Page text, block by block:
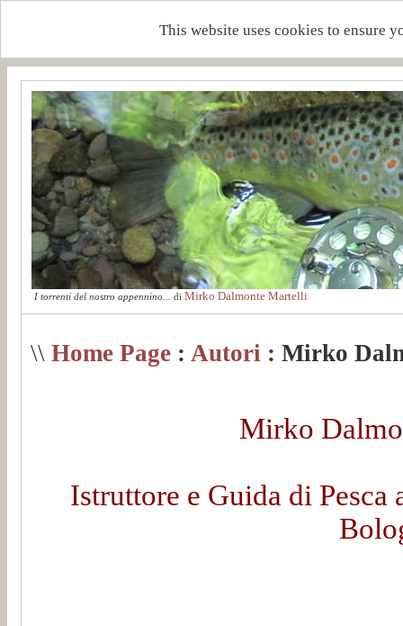
This website uses cookies to ensure
I torrenti del nostro appennino... di Mirko Dalmonte Martelli
\\ Home Page : Autori : Mirko
Mirko
Istruttore e Guida di Pesca